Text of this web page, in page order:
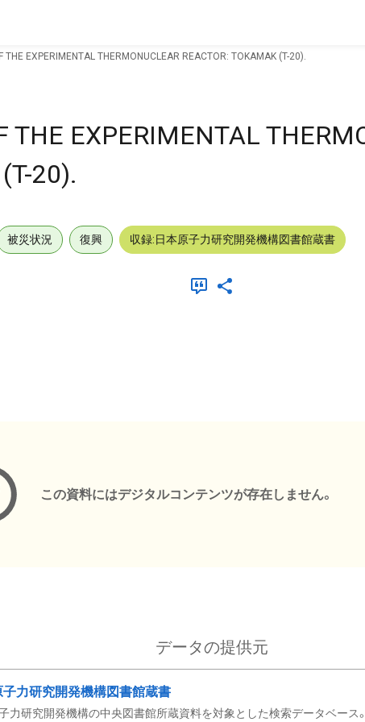
THE EXPERIMENTAL THERMONUCLEAR REACTOR: TOKAMAK (T-20).
THE EXPERIMENTAL
20).
被災状況 復興 収録:日本原子力研究開発機構図書館蔵書
この資料にはデジタルコンテンツが存在しません。
データの提供元
子力研究開発機構図書館蔵書
力研究開発機構の中央図書館所蔵資料を対象とした検索データベース